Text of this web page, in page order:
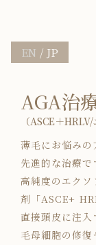
EN JP
AGA治
（ASCE＋
薄毛にお悩みの
先進的な治療で
高純度のエクソ
剤「ASCE+
直接頭皮に注入
毛母細胞の修